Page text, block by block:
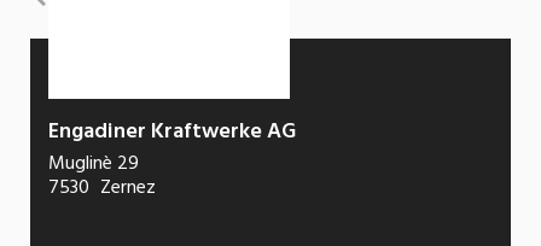
Engadiner Kraftwerke AG
Muglinè 29
7530 Zernez